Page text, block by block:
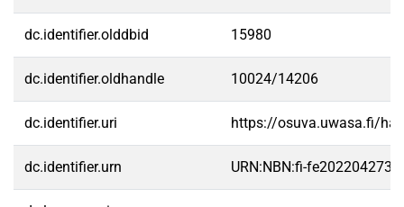
dc.identifier.olddbid 15980
dc.identifier.oldhandle 10024/14206
dc.identifier.uri https://osuva.uwasa.fi/
dc.identifier.urn URN:NBN:fi-